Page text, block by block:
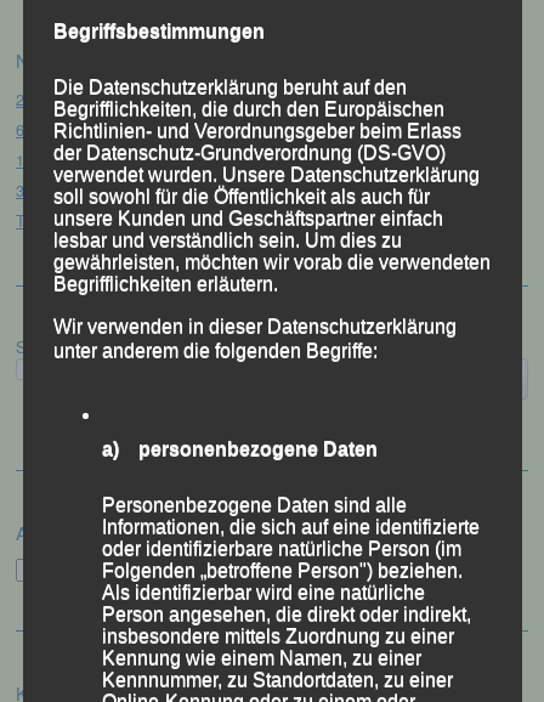
Neueste Beiträge
20. Goldener Steig-Lauf – Stozec/Tusset, 01.08.2026
61. Bergsportfest – Ortenburg, 26.07.2026
12. Loser Berglauf – Altaussee/Österreich, 25.07.2026
32. Sommerbiathlon – Passau, 18.07.2026
Tag des Sports – „Quälspaß am Dreisessel“ – Neureichenau, 18.07.2026
Suchen
Archiv
Archiv
Kategorien
Begriffsbestimmungen
Die Datenschutzerklärung beruht auf den
Begrifflichkeiten, die durch den Europäischen
Richtlinien- und Verordnungsgeber beim Erlass
der Datenschutz-Grundverordnung (DS-GVO)
verwendet wurden. Unsere Datenschutzerklärung
soll sowohl für die Öffentlichkeit als auch für
unsere Kunden und Geschäftspartner einfach
lesbar und verständlich sein. Um dies zu
gewährleisten, möchten wir vorab die verwendeten
Begrifflichkeiten erläutern.
Wir verwenden in dieser Datenschutzerklärung
unter anderem die folgenden Begriffe:
a) personenbezogene Daten
Personenbezogene Daten sind alle
Informationen, die sich auf eine identifizierte
oder identifizierbare natürliche Person (im
Folgenden „betroffene Person") beziehen.
Als identifizierbar wird eine natürliche
Person angesehen, die direkt oder indirekt,
insbesondere mittels Zuordnung zu einer
Kennung wie einem Namen, zu einer
Kennnummer, zu Standortdaten, zu einer